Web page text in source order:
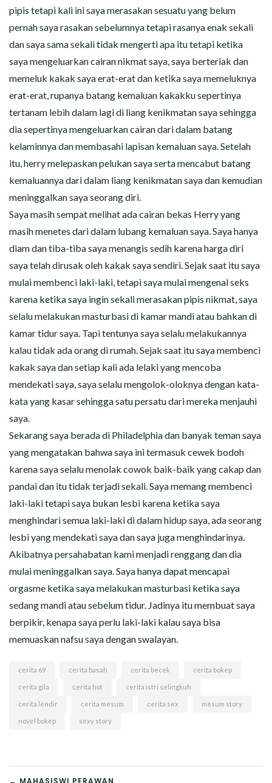
pipis tetapi kali ini saya merasakan sesuatu yang belum
pernah saya rasakan sebelumnya tetapi rasanya enak sekali
dan saya sama sekali tidak mengerti apa itu tetapi ketika
saya mengeluarkan cairan nikmat saya, saya berteriak dan
memeluk kakak saya erat-erat dan ketika saya memeluknya
erat-erat, rupanya batang kemaluan kakakku sepertinya
tertanam lebih dalam lagi di liang kenikmatan saya sehingga
dia sepertinya mengeluarkan cairan dari dalam batang
kelaminnya dan membasahi lapisan kemaluan saya. Setelah
itu, herry melepaskan pelukan saya serta mencabut batang
kemaluannya dari dalam liang kenikmatan saya dan kemudian
meninggalkan saya seorang diri.
Saya masih sempat melihat ada cairan bekas Herry yang
masih menetes dari dalam lubang kemaluan saya. Saya hanya
diam dan tiba-tiba saya menangis sedih karena harga diri
saya telah dirusak oleh kakak saya sendiri. Sejak saat itu saya
mulai membenci laki-laki, tetapi saya mulai mengenal seks
karena ketika saya ingin sekali merasakan pipis nikmat, saya
selalu melakukan masturbasi di kamar mandi atau bahkan di
kamar tidur saya. Tapi tentunya saya selalu melakukannya
kalau tidak ada orang di rumah. Sejak saat itu saya membenci
kakak saya dan setiap kali ada lelaki yang mencoba
mendekati saya, saya selalu mengolok-oloknya dengan kata-
kata yang kasar sehingga satu persatu dari mereka menjauhi
saya.
Sekarang saya berada di Philadelphia dan banyak teman saya
yang mengatakan bahwa saya ini termasuk cewek bodoh
karena saya selalu menolak cowok baik-baik yang cakap dan
pandai dan itu tidak terjadi sekali. Saya memang membenci
laki-laki tetapi saya bukan lesbi karena ketika saya
menghindari semua laki-laki di dalam hidup saya, ada seorang
lesbi yang mendekati saya dan saya juga menghindarinya.
Akibatnya persahabatan kami menjadi renggang dan dia
mulai meninggalkan saya. Saya hanya dapat mencapai
orgasme ketika saya melakukan masturbasi ketika saya
sedang mandi atau sebelum tidur. Jadinya itu membuat saya
berpikir, kenapa saya perlu laki-laki kalau saya bisa
memuaskan nafsu saya dengan swalayan.
cerita 69 cerita basah cerita becek cerita bokep
cerita gila cerita hot cerita istri selingkuh
cerita lendir cerita mesum cerita sex mesum story
novel bokep sexy story